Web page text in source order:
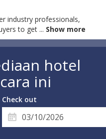
industry professionals,
to get ... Show more
hotel
ini
Check out